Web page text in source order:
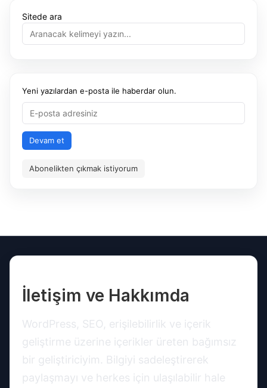
Sitede ara
Yeni yazılardan e-posta ile haberdar olun.
Devam et
Abonelikten çıkmak istiyorum
İletişim ve Hakkımda
WordPress, SEO, erişilebilirlik ve içerik
geliştirme üzerine içerikler üreten bağımsız
bir geliştiriciyim. Bilgiyi sadeleştirerek
paylaşmayı ve herkes için ulaşılabilir hale